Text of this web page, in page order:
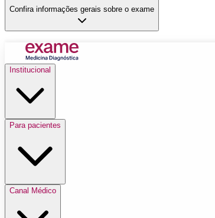
Confira informações gerais sobre o exame
Institucional
Para pacientes
Canal Médico